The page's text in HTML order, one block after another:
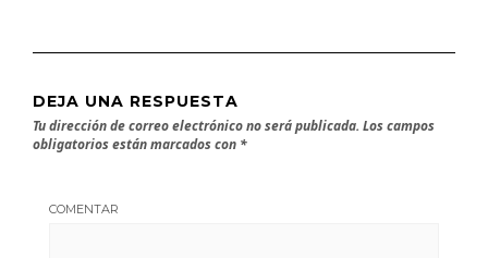
DEJA UNA RESPUESTA
Tu dirección de correo electrónico no será publicada. Los campos
obligatorios están marcados con *
COMENTAR